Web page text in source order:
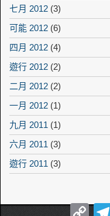
七月 2012 (3)
可能 2012 (6)
四月 2012 (4)
遊行 2012 (2)
二月 2012 (2)
一月 2012 (1)
九月 2011 (1)
六月 2011 (3)
遊行 2011 (3)
Copy